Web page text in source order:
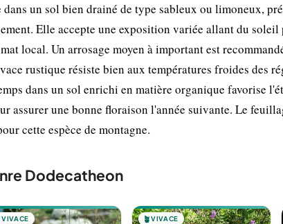
un sol bien drainé de type sableux ou limoneux,
Elle accepte une exposition variée allant du
local. Un arrosage moyen à important est
rustique résiste bien aux températures froides des
dans un sol enrichi en matière organique favorise
assurer une bonne floraison l'année suivante. Le
cette espèce de montagne.
Dodecatheon
VIVACE 🪴VIVACE